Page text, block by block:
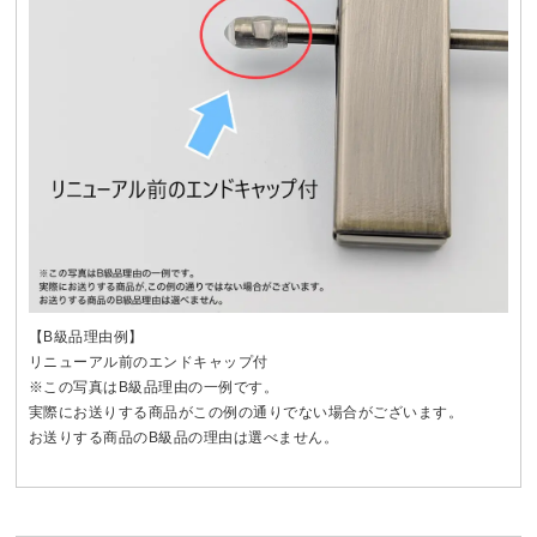
【B級品理由例】
リニューアル前のエンドキャップ付
※この写真はB級品理由の一例です。
実際にお送りする商品がこの例の通りでない場合がございます。
お送りする商品のB級品の理由は選べません。